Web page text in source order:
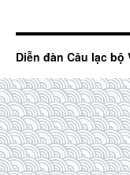
Diễn đàn Câu lạc bộ